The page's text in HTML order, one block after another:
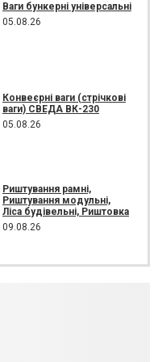
Ваги бункерні універсальні
05.08.26
Конвеєрні ваги (стрічкові
ваги) СВЕДА ВК-230
05.08.26
Риштування рамні,
Риштування модульні,
Ліса будівельні, Риштовка
09.08.26